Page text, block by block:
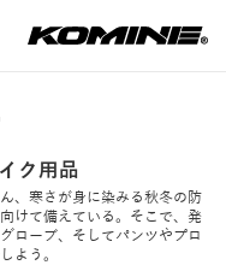
ク用品
、寒さが身に染みる秋冬の防
けて備えている。そこで、発
ローブ、そしてパンツやプロ
よう。